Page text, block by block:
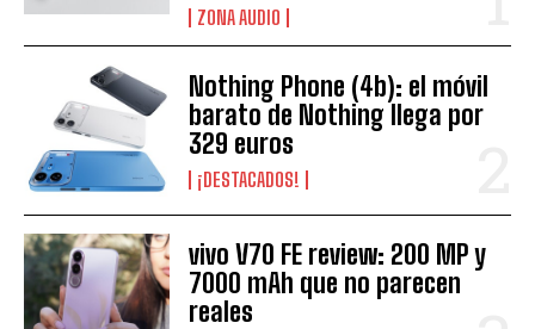
ZONA AUDIO
Nothing Phone (4b): el móvil
barato de Nothing llega por
329 euros
¡DESTACADOS!
vivo V70 FE review: 200 MP y
7000 mAh que no parecen
reales